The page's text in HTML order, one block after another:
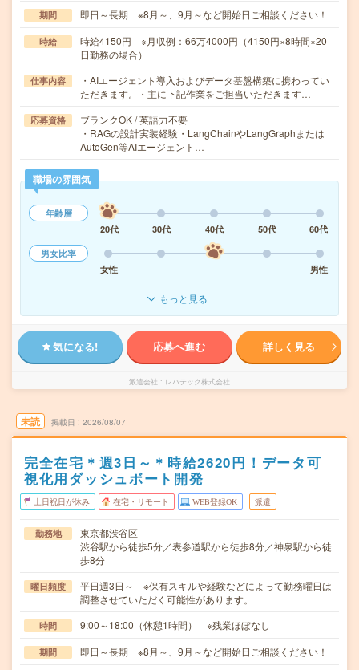
期間 即日～長期 ※8月～、9月～など開始日ご相談ください！
時給
時給4150円 ※月収例：66万4000円（4150円×8時間×20
日勤務の場合）
仕事内容
・AIエージェント導入およびデータ基盤構築に携わってい
ただきます。・主に下記作業をご担当いただきます…
応募資格
ブランクOK / 英語力不要
・RAGの設計実装経験・LangChainやLangGraphまたは
AutoGen等AIエージェント…
職場の雰囲気
年齢層
20代
30代 40代 50代
60代
男女比率
女性
男性
もっと見る
気になる! 応募へ進む 詳しく見る
派遣会社 レバテック株式会社
未読 掲載日 2026/08/07
完全在宅＊週3日～＊時給2620円！データ可
視化用ダッシュボート開発
土日祝日が休み 在宅・リモート WEB登録OK 派遣
勤務地
東京都渋谷区
渋谷駅から徒歩5分／表参道駅から徒歩8分／神泉駅から徒
歩8分
曜日頻度
平日週3日～ ※保有スキルや経験などによって勤務曜日は
調整させていただく可能性があります。
時間 9:00～18:00（休憩1時間） ※残業ほぼなし
期間 即日～長期 ※8月～、9月～など開始日ご相談ください！